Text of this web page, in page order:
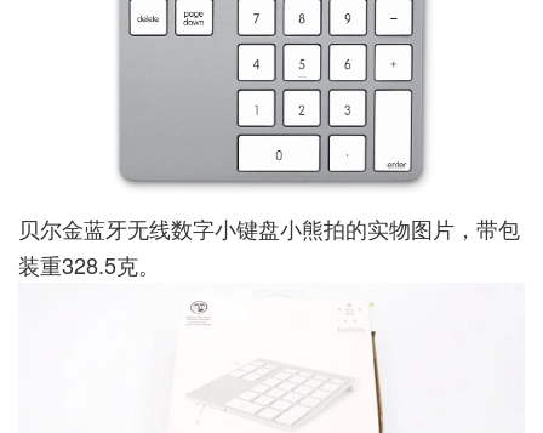
贝尔金蓝牙无线数字小键盘小熊拍的实物图片，带包
装重328.5克。